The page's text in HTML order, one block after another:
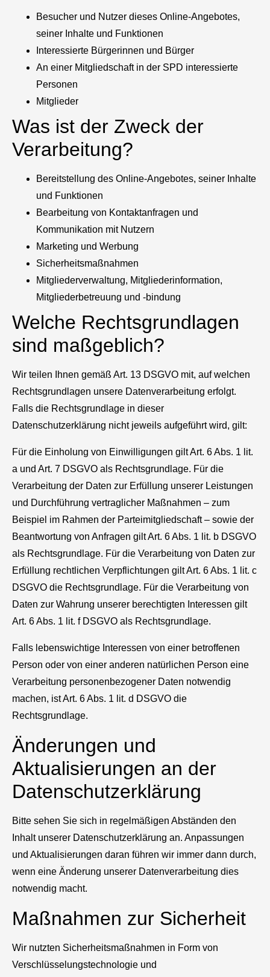
Besucher und Nutzer dieses Online-Angebotes,
seiner Inhalte und Funktionen
Interessierte Bürgerinnen und Bürger
An einer Mitgliedschaft in der SPD interessierte
Personen
Mitglieder
Was ist der Zweck der
Verarbeitung?
Bereitstellung des Online-Angebotes, seiner Inhalte
und Funktionen
Bearbeitung von Kontaktanfragen und
Kommunikation mit Nutzern
Marketing und Werbung
Sicherheitsmaßnahmen
Mitgliederverwaltung, Mitgliederinformation,
Mitgliederbetreuung und -bindung
Welche Rechtsgrundlagen
sind maßgeblich?
Wir teilen Ihnen gemäß Art. 13 DSGVO mit, auf welchen
Rechtsgrundlagen unsere Datenverarbeitung erfolgt.
Falls die Rechtsgrundlage in dieser
Datenschutzerklärung nicht jeweils aufgeführt wird, gilt:
Für die Einholung von Einwilligungen gilt Art. 6 Abs. 1 lit.
a und Art. 7 DSGVO als Rechtsgrundlage. Für die
Verarbeitung der Daten zur Erfüllung unserer Leistungen
und Durchführung vertraglicher Maßnahmen – zum
Beispiel im Rahmen der Parteimitgliedschaft – sowie der
Beantwortung von Anfragen gilt Art. 6 Abs. 1 lit. b DSGVO
als Rechtsgrundlage. Für die Verarbeitung von Daten zur
Erfüllung rechtlichen Verpflichtungen gilt Art. 6 Abs. 1 lit. c
DSGVO die Rechtsgrundlage. Für die Verarbeitung von
Daten zur Wahrung unserer berechtigten Interessen gilt
Art. 6 Abs. 1 lit. f DSGVO als Rechtsgrundlage.
Falls lebenswichtige Interessen von einer betroffenen
Person oder von einer anderen natürlichen Person eine
Verarbeitung personenbezogener Daten notwendig
machen, ist Art. 6 Abs. 1 lit. d DSGVO die
Rechtsgrundlage.
Änderungen und
Aktualisierungen an der
Datenschutzerklärung
Bitte sehen Sie sich in regelmäßigen Abständen den
Inhalt unserer Datenschutzerklärung an. Anpassungen
und Aktualisierungen daran führen wir immer dann durch,
wenn eine Änderung unserer Datenverarbeitung dies
notwendig macht.
Maßnahmen zur Sicherheit
Wir nutzten Sicherheitsmaßnahmen in Form von
Verschlüsselungstechnologie und